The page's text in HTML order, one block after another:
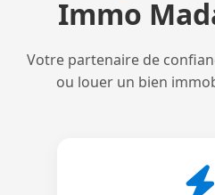
Immo
Votre partenaire de
ou louer un bien